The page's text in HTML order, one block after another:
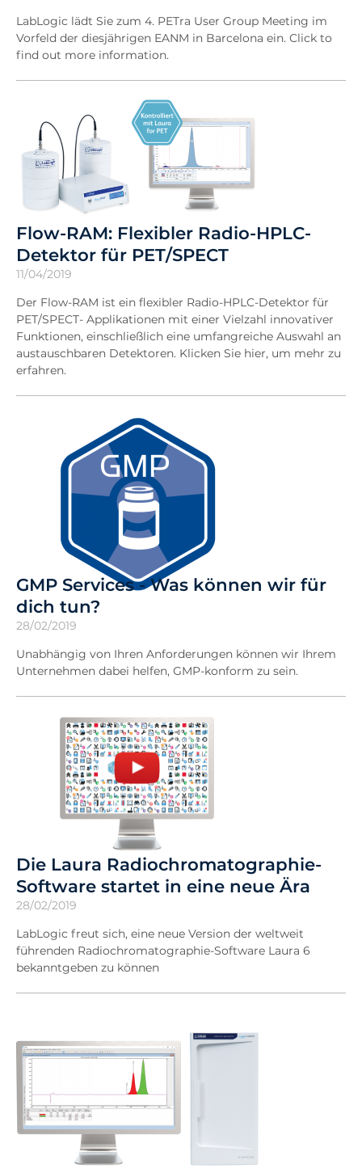
LabLogic lädt Sie zum 4. PETra User Group Meeting im
Vorfeld der diesjährigen EANM in Barcelona ein. Click to
find out more information.
Flow-RAM: Flexibler Radio-HPLC-
Detektor für PET/SPECT
11/04/2019
Der Flow-RAM ist ein flexibler Radio-HPLC-Detektor für
PET/SPECT- Applikationen mit einer Vielzahl innovativer
Funktionen, einschließlich eine umfangreiche Auswahl an
austauschbaren Detektoren. Klicken Sie hier, um mehr zu
erfahren.
GMP Services - Was können wir für
dich tun?
28/02/2019
Unabhängig von Ihren Anforderungen können wir Ihrem
Unternehmen dabei helfen, GMP-konform zu sein.
Die Laura Radiochromatographie-
Software startet in eine neue Ära
28/02/2019
LabLogic freut sich, eine neue Version der weltweit
führenden Radiochromatographie-Software Laura 6
bekanntgeben zu können